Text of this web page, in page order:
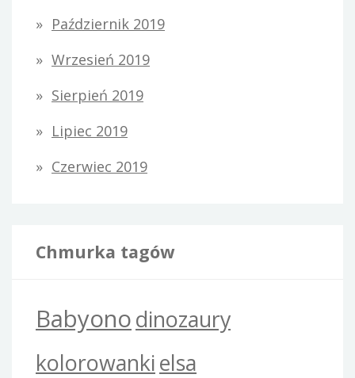
Październik 2019
Wrzesień 2019
Sierpień 2019
Lipiec 2019
Czerwiec 2019
Chmurka tagów
Babyonodinozaury
kolorowankielsa